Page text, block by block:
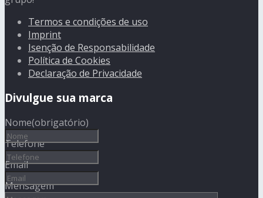
Termos e condições de uso
Imprint
Isenção de Responsabilidade
Política de Cookies
Declaração de Privacidade
Divulgue sua marca
Nome(obrigatório)
Telefone
Email
Mensagem